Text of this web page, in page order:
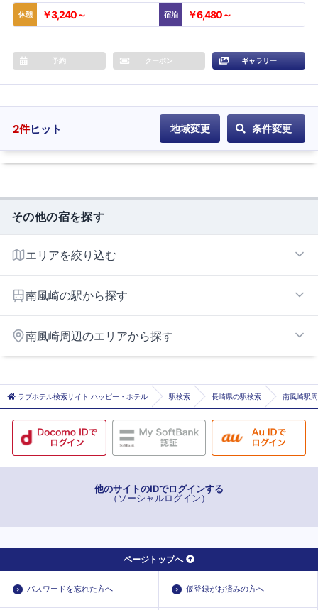
休憩 ￥3,240～ 宿泊 ￥6,480～
予約 クーポン ギャラリー
2件ヒット 地域変更 条件変更
その他の宿を探す
エリアを絞り込む
南風崎の駅から探す
ハウステンボス
佐世保中央
真申
早岐
棚方
南風崎周辺のエリアから探す
ラブホテル検索サイト ハッピー・ホテル 駅検索 長崎県の駅検索 南風崎駅
他のサイトのIDでログインする
（ソーシャルログイン）
ページトップへ
パスワードを忘れた方へ 仮登録がお済みの方へ